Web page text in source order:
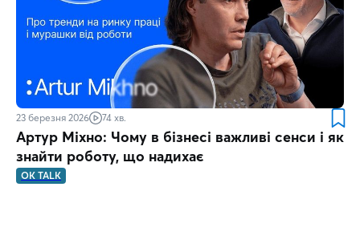
23 березня 2026 74 хв.
Артур Міхно: Чому в бізнесі важливі сенси і як
знайти роботу, що надихає
OK TALK